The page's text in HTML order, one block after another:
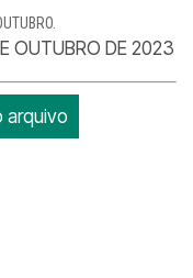
OUTUBRO DE 2023
arquivo